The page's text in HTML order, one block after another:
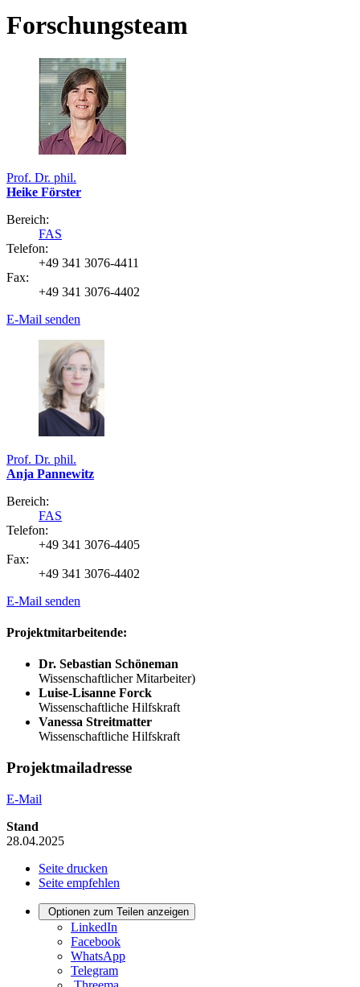
Forschungsteam
Prof. Dr. phil.
Heike Förster
Bereich:
FAS
Telefon:
+49 341 3076-4411
Fax:
+49 341 3076-4402
E-Mail senden
Prof. Dr. phil.
Anja Pannewitz
Bereich:
FAS
Telefon:
+49 341 3076-4405
Fax:
+49 341 3076-4402
E-Mail senden
Projektmitarbeitende:
Dr. Sebastian Schöneman
Wissenschaftlicher Mitarbeiter)
Luise-Lisanne Forck
Wissenschaftliche Hilfskraft
Vanessa Streitmatter
Wissenschaftliche Hilfskraft
Projektmailadresse
E-Mail
Stand
28.04.2025
Seite drucken
Seite empfehlen
Optionen zum Teilen anzeigen
LinkedIn
Facebook
WhatsApp
Telegram